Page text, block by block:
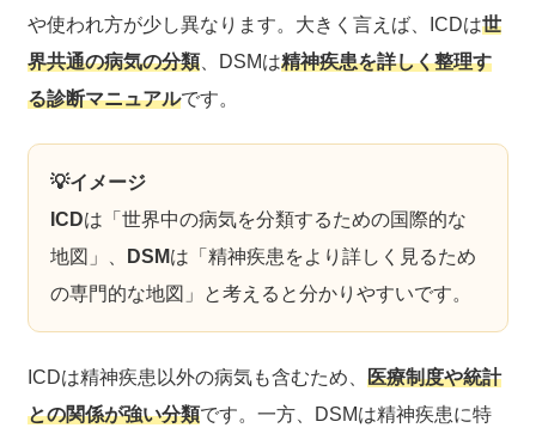
や使われ方が少し異なります。大きく言えば、ICDは世
界共通の病気の分類、DSMは精神疾患を詳しく整理す
る診断マニュアルです。
💡イメージ
ICDは「世界中の病気を分類するための国際的な
地図」、
DSMは「精神疾患をより詳しく見るため
の専門的な地図」と考えると分かりやすいです。
ICDは精神疾患以外の病気も含むため、医療制度や統計
との関係が強い分類です。一方、DSMは精神疾患に特